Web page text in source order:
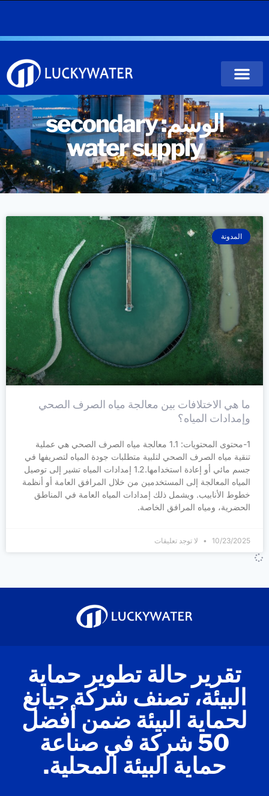
الوسم: secondary
water supply
المدونة
ما هي الاختلافات بين معالجة مياه الصرف الصحي
وإمدادات المياه؟
1-محتوى المحتويات: 1.1 معالجة مياه الصرف الصحي هي عملية
تنقية مياه الصرف الصحي لتلبية متطلبات جودة المياه لتصريفها في
جسم مائي أو إعادة استخدامها.1.2 إمدادات المياه تشير إلى توصيل
المياه المعالجة إلى المستخدمين من خلال المرافق العامة أو أنظمة
خطوط الأنابيب. ويشمل ذلك إمدادات المياه العامة في المناطق
الحضرية، ومياه المرافق الخاصة.
10/23/2025 لا توجد تعليقات
تقرير حالة تطوير حماية
البيئة، تصنف شركة جيانغ
لحماية البيئة ضمن أفضل
50 شركة في صناعة
حماية البيئة المحلية.